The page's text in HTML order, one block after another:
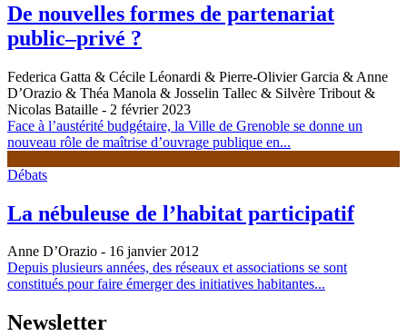
De nouvelles formes de partenariat
public–privé ?
Federica Gatta & Cécile Léonardi & Pierre-Olivier Garcia & Anne
D’Orazio & Théa Manola & Josselin Tallec & Silvère Tribout &
Nicolas Bataille - 2 février 2023
Face à l’austérité budgétaire, la Ville de Grenoble se donne un
nouveau rôle de maîtrise d’ouvrage publique en...
Débats
La nébuleuse de l’habitat participatif
Anne D’Orazio - 16 janvier 2012
Depuis plusieurs années, des réseaux et associations se sont
constitués pour faire émerger des initiatives habitantes...
Newsletter